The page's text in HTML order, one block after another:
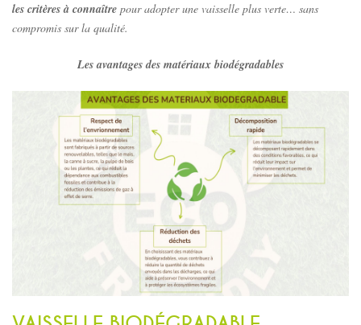
les critères à connaître pour adopter une vaisselle plus verte… sans
compromis sur la qualité.
Les avantages des matériaux biodégradables